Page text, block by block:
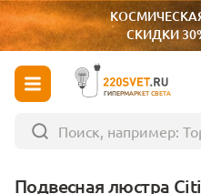
СКИДКИ
ГИПЕРМАРКЕТ СВЕТА
Подвесная люстра